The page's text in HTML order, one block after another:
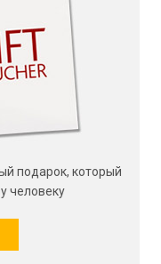
подарок, который
человеку